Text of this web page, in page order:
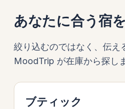
あなたに合う宿
絞り込むのではなく、伝え
MoodTrip が在庫から探し
ブティック